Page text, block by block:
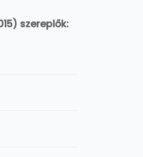
szereplők: